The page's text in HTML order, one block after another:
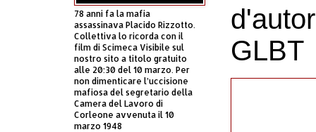
GLBT
78 anni fa la mafia
assassinava Placido Rizzotto.
Collettiva lo ricorda con il
film di Scimeca Visibile sul
nostro sito a titolo gratuito
alle 20:30 del 10 marzo. Per
non dimenticare l’uccisione
mafiosa del segretario della
Camera del Lavoro di
Corleone avvenuta il 10
marzo 1948